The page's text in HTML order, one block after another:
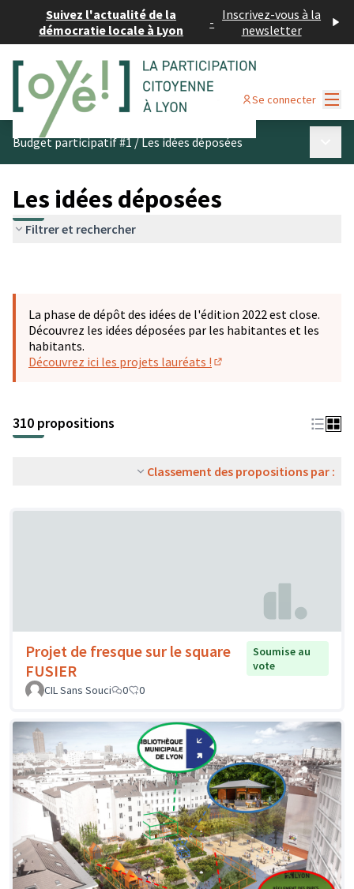
Suivez l'actualité de la
démocratie locale à Lyon
- Inscrivez-vous à la
newsletter
Se connecter
Budget participatif #1/Les idées déposées
Les idées déposées
Filtrer et rechercher
La phase de dépôt des idées de l'édition 2022 est close.
Découvrez les idées déposées par les habitantes et les
habitants.
Découvrez ici les projets lauréats !
310 propositions
Classement des propositions par :
Projet de fresque sur le square
FUSIER
Soumise au
vote
CIL Sans Souci
0 0